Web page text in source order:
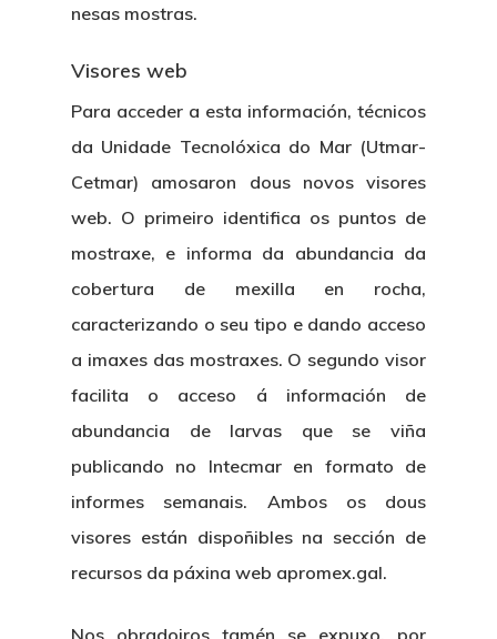
nesas mostras.
Visores web
Para acceder a esta información, técnicos
da Unidade Tecnolóxica do Mar (Utmar-
Cetmar) amosaron dous novos visores
web. O primeiro identifica os puntos de
mostraxe, e informa da abundancia da
cobertura de mexilla en rocha,
caracterizando o seu tipo e dando acceso
a imaxes das mostraxes. O segundo visor
facilita o acceso á información de
abundancia de larvas que se viña
publicando no Intecmar en formato de
informes semanais. Ambos os dous
visores están dispoñibles na sección de
recursos da páxina web apromex.gal.
Nos obradoiros tamén se expuxo, por